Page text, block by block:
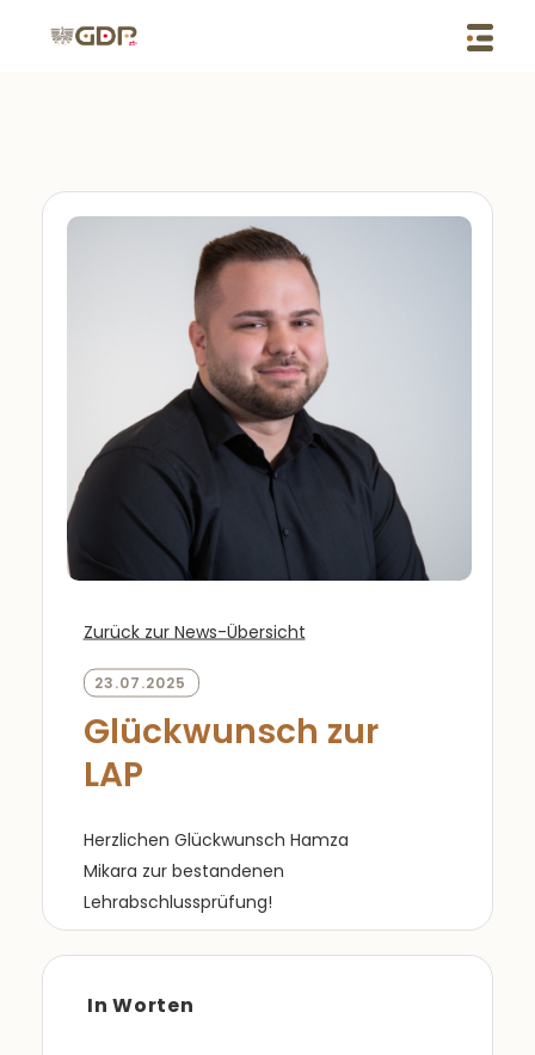
Zurück zur News-Übersicht
23.07.2025
Glückwunsch zur
LAP
Herzlichen Glückwunsch Hamza
Mikara zur bestandenen
Lehrabschlussprüfung!
In Worten